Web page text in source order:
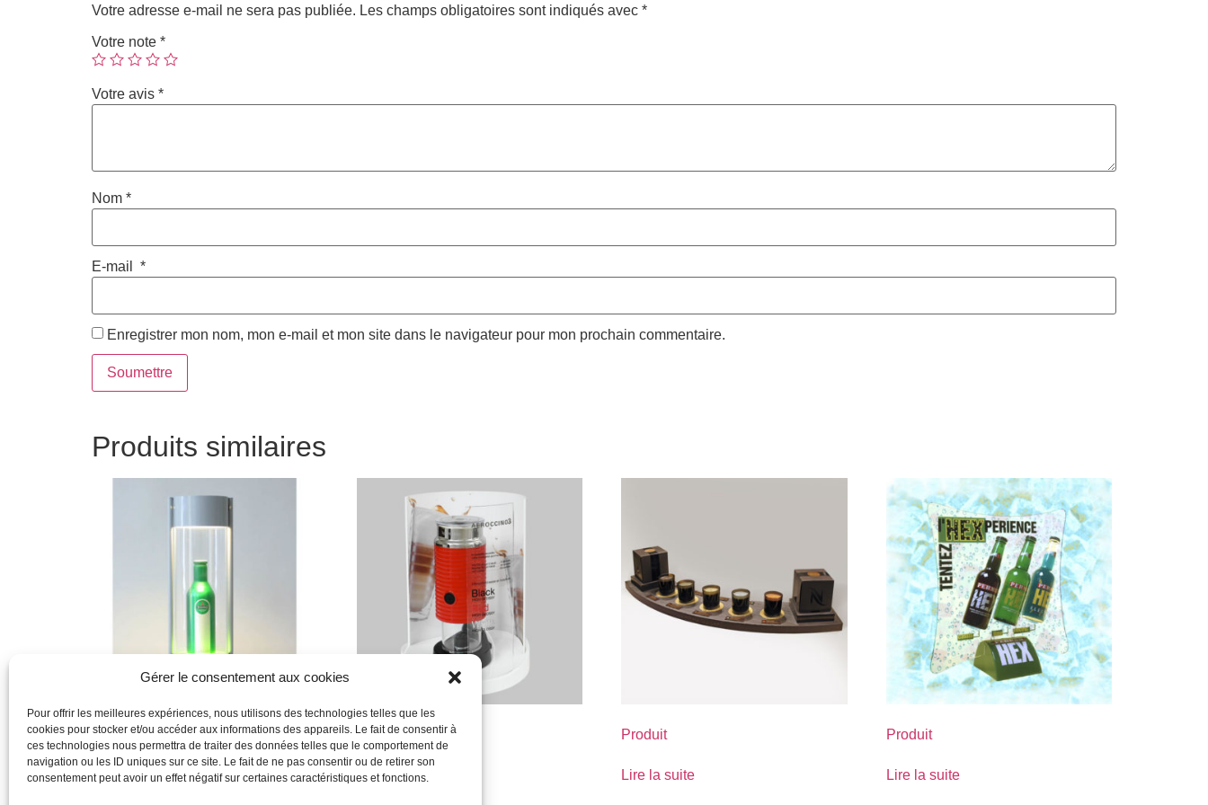
Gérer le consentement aux cookies
Pour offrir les meilleures expériences, nous utilisons des technologies telles que les
cookies pour stocker et/ou accéder aux informations des appareils. Le fait de consentir à
ces technologies nous permettra de traiter des données telles que le comportement de
navigation ou les ID uniques sur ce site. Le fait de ne pas consentir ou de retirer son
consentement peut avoir un effet négatif sur certaines caractéristiques et fonctions.
Votre adresse e-mail ne sera pas publiée. Les champs obligatoires sont indiqués avec *
Votre note *
Votre avis *
Nom *
E-mail *
Enregistrer mon nom, mon e-mail et mon site dans le navigateur pour mon prochain commentaire.
Produits similaires
Produit
Lire la suite
Produit
Lire la suite
Produit
Lire la suite
Produit
Lire la suite